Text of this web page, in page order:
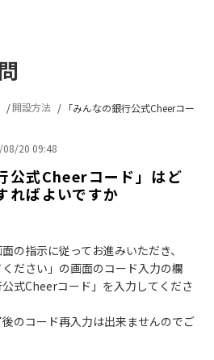
開設方法 「みんなの銀行公式Cheerコード...
08/20 09:48
公式Cheerコード」はど
ればよいですか
の指示に従ってお進みいただき、
ください」の画面のコード入力の欄
式Cheerコード」を入力してくださ
のコード再入力は出来ませんのでご